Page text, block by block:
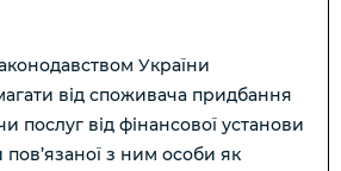
України
від споживача придбання
послуг від фінансової установи
пов’язаної з ним особи як